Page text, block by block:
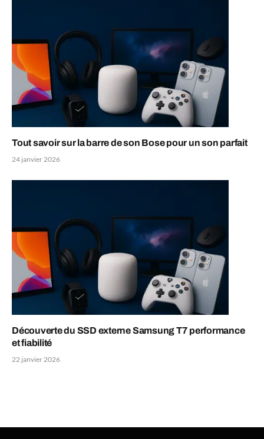
Tout savoir sur la barre de son Bose pour un son parfait
24 janvier 2026
Découverte du SSD externe Samsung T7 performance
et fiabilité
22 janvier 2026